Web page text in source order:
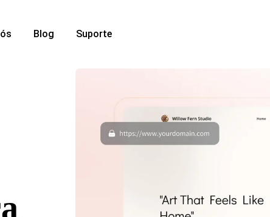
Blog Suporte